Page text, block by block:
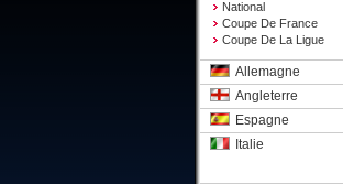
National
Coupe De France
Coupe De La Ligue
Allemagne
Angleterre
Espagne
Italie